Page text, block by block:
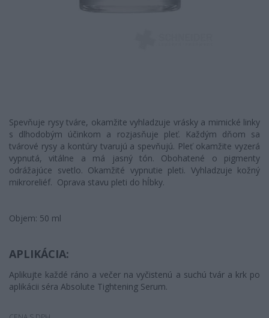
Spevňuje rysy tváre, okamžite vyhladzuje vrásky a mimické linky
s dlhodobým účinkom a rozjasňuje pleť. Každým dňom sa
tvárové rysy a kontúry tvarujú a spevňujú. Pleť okamžite vyzerá
vypnutá, vitálne a má jasný tón. Obohatené o pigmenty
odrážajúce svetlo. Okamžité vypnutie pleti. Vyhladzuje kožný
mikroreliéf. Oprava stavu pleti do hĺbky.
Objem: 50 ml
APLIKÁCIA:
Aplikujte každé ráno a večer na vyčistenú a suchú tvár a krk po
aplikácii séra Absolute Tightening Serum.